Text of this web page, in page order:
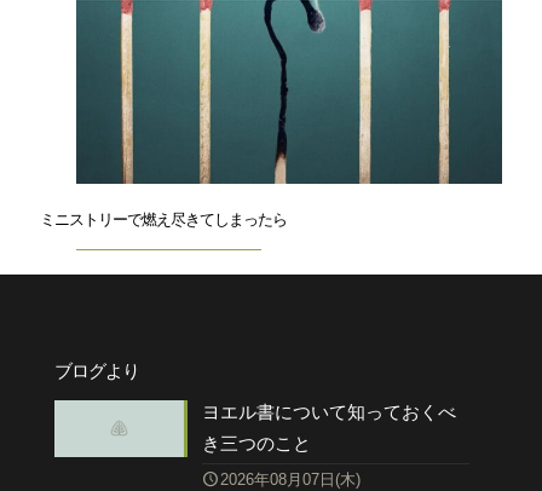
ミニストリーで燃え尽きてしまったら
ブログより
ヨエル書について知っておくべ
き三つのこと
2026年08月07日(木)